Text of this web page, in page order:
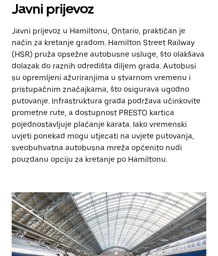
Javni prijevoz
Javni prijevoz u Hamiltonu, Ontario, praktičan je
način za kretanje gradom. Hamilton Street Railway
(HSR) pruža opsežne autobusne usluge, što olakšava
dolazak do raznih odredišta diljem grada. Autobusi
su opremljeni ažuriranjima u stvarnom vremenu i
pristupačnim značajkama, što osigurava ugodno
putovanje. Infrastruktura grada podržava učinkovite
prometne rute, a dostupnost PRESTO kartica
pojednostavljuje plaćanje karata. Iako vremenski
uvjeti ponekad mogu utjecati na uvjete putovanja,
sveobuhvatna autobusna mreža općenito nudi
pouzdanu opciju za kretanje po Hamiltonu.